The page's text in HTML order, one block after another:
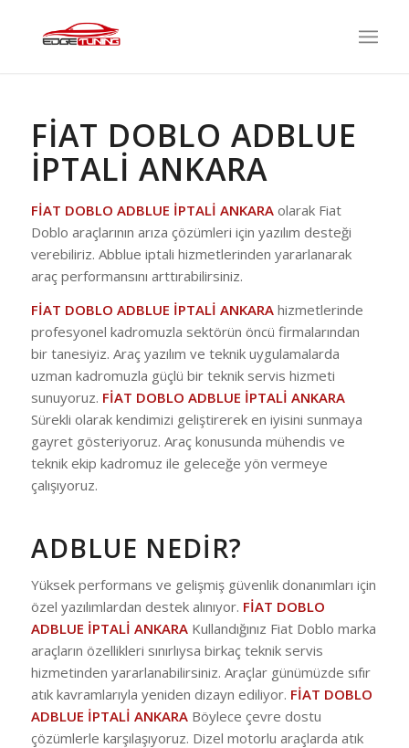
FİAT DOBLO ADBLUE
İPTALİ ANKARA
FİAT DOBLO ADBLUE İPTALİ ANKARAolarak Fiat
Doblo araçlarının arıza çözümleri için yazılım desteği
verebiliriz. Abblue iptali hizmetlerinden yararlanarak
araç performansını arttırabilirsiniz.
FİAT DOBLO ADBLUE İPTALİ ANKARAhizmetlerinde
profesyonel kadromuzla sektörün öncü firmalarından
bir tanesiyiz. Araç yazılım ve teknik uygulamalarda
uzman kadromuzla güçlü bir teknik servis hizmeti
sunuyoruz. FİAT DOBLO ADBLUE İPTALİ ANKARA
Sürekli olarak kendimizi geliştirerek en iyisini sunmaya
gayret gösteriyoruz. Araç konusunda mühendis ve
teknik ekip kadromuz ile geleceğe yön vermeye
çalışıyoruz.
ADBLUE NEDIR?
Yüksek performans ve gelişmiş güvenlik donanımları için
özel yazılımlardan destek alınıyor. FİAT DOBLO
ADBLUE İPTALİ ANKARAKullandığınız Fiat Doblo marka
araçların özellikleri sınırlıysa birkaç teknik servis
hizmetinden yararlanabilirsiniz. Araçlar günümüzde sıfır
atık kavramlarıyla yeniden dizayn ediliyor. FİAT DOBLO
ADBLUE İPTALİ ANKARABöylece çevre dostu
çözümlerle karşılaşıyoruz. Dizel motorlu araçlarda atık